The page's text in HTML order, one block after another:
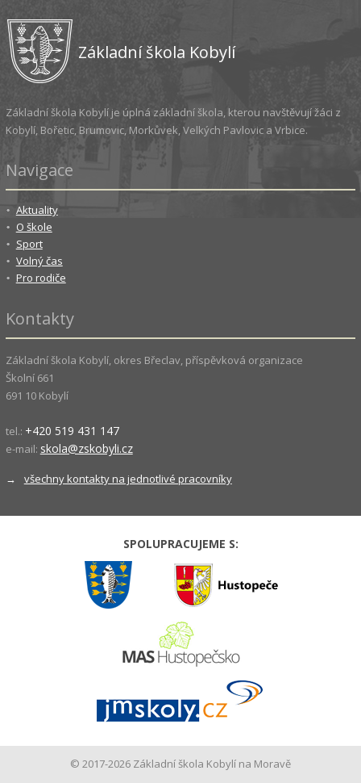
Základní škola Kobylí
Základní škola Kobylí je úplná základní škola, kterou navštěvují žáci z
Kobylí, Bořetic, Brumovic, Morkůvek, Velkých Pavlovic a Vrbice.
Navigace
Aktuality
O škole
Sport
Volný čas
Pro rodiče
Kontakty
Základní škola Kobylí, okres Břeclav, příspěvková organizace
Školní 661
691 10 Kobylí
tel.: +420 519 431 147
e-mail: skola@zskobyli.cz
→ všechny kontakty na jednotlivé pracovníky
SPOLUPRACUJEME S:
© 2017-2026 Základní škola Kobylí na Moravě